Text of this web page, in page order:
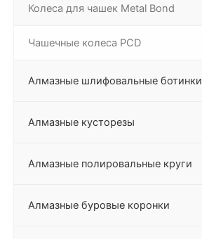
Колеса для чашек Metal Bond
Чашечные колеса PCD
Алмазные шлифовальные ботинки
Алмазные кусторезы
Алмазные полировальные круги
Алмазные буровые коронки